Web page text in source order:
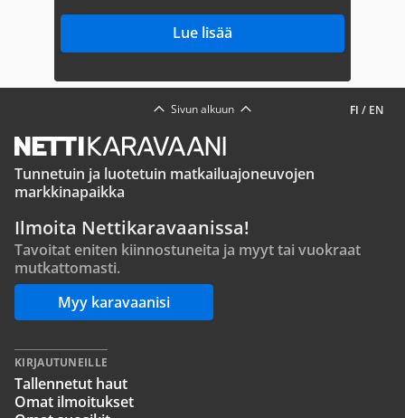
Lue lisää
FI / EN
Sivun alkuun
Tunnetuin ja luotetuin matkailuajoneuvojen
markkinapaikka
Ilmoita Nettikaravaanissa!
Tavoitat eniten kiinnostuneita ja myyt tai vuokraat
mutkattomasti.
Myy karavaanisi
KIRJAUTUNEILLE
Tallennetut haut
Omat ilmoitukset